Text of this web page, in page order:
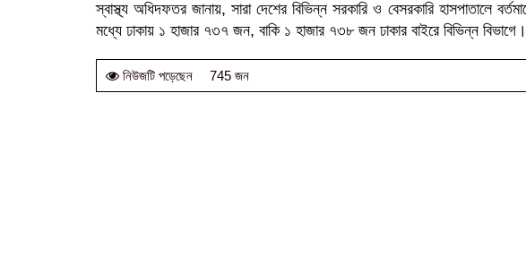
স্বাস্থ্য অধিদফতর জানায়, সারা দেশের বিভিন্ন সরকারি ও বেসরকারি হাসপাতালে
মধ্যে ঢাকায় ১ হাজার ৭৩৭ জন, বাকি ১ হাজার ৭৩৮ জন ঢাকার বাইরে বিভিন্ন বিভাগে।
নিউজটি পড়েছেন 745 জন